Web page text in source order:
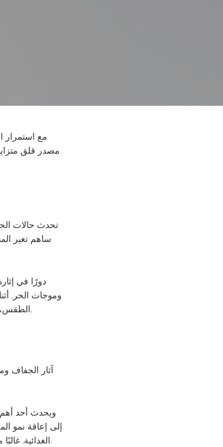
مع استمرار
مصدر قلق
تحدث حالات
ساهم تغير
وموجات الحر.
الطقس، مما يؤدي إلى انخفاض هطول الأمطار وارتفاع درجات الحرارة في بعض المناطق.
آثار الجفاف
ويحدث أحد
إلى إعاقة نمو
الغذائية. غالبًا ما يتعرض المزارعون لخسائر مالية كبيرة، مما يؤثر بدوره على الاقتصادات المحلية.